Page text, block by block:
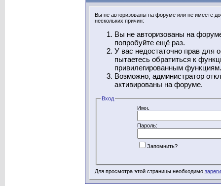
Вы не авторизованы на форуме или не имеете
нескольких причин:
Вы не авторизованы на
попробуйте ещё раз.
У вас недостаточно прав для
пытаетесь обратиться к
привилегированным функциям.
Возможно, администратор
активированы на форуме.
Вход
Имя:
Пароль:
Запомнить?
Для просмотра этой страницы необходимо